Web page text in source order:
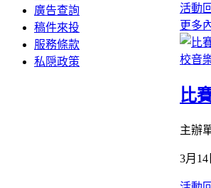
活動
更多
比
主辦
3月
廣告查詢
稿件來投
服務條款
私隠政策